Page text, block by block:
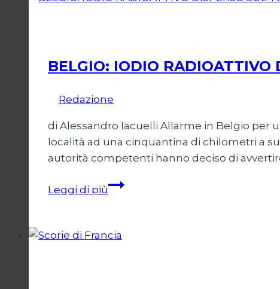
BELGIO: IODIO RADIOATTIVO
Redazione
di Alessandro Iacuelli Allarme in Belgio per
località ad una cinquantina di chilometri a
autorità competenti hanno deciso di
Leggi di piùBELGIO:
DISPERSO